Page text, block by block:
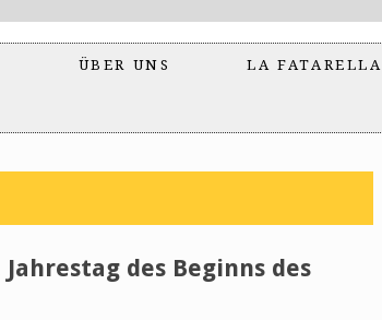
ÜBER UNS LA FATARELLA
des Beginns des